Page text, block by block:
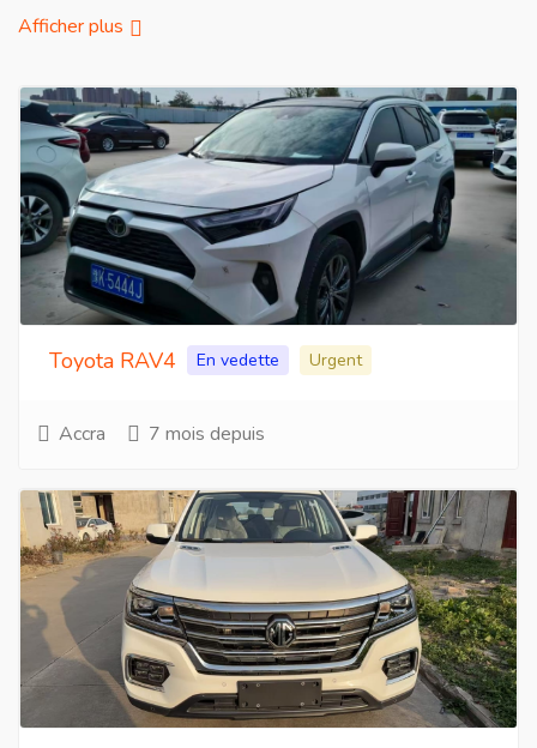
Afficher plus
Toyota RAV4 En vedette Urgent
Accra 7 mois depuis